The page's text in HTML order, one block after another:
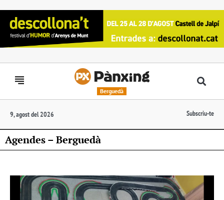
Berguedà
9, agost del 2026 Subscriu-te
Agendes – Berguedà